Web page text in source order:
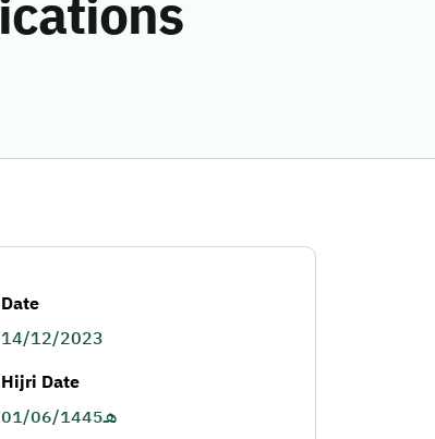
Date
14/12/2023
Hijri Date
01/06/1445هـ